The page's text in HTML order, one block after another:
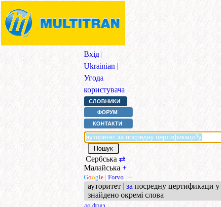
Вхід |
Ukrainian |
Угода
користувача
СЛОВНИКИ
ФОРУМ
КОНТАКТИ
Сербська ⇄
Малайська +
Google | Forvo | +
ауторитет | за посредну цертификаци у
знайдено окремі слова
до фраз